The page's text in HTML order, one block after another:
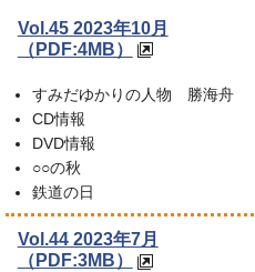
Vol.45 2023年10月
（PDF:4MB）
すみだゆかりの人物 勝海舟
CD情報
DVD情報
○○の秋
鉄道の日
Vol.44 2023年7月
（PDF:3MB）